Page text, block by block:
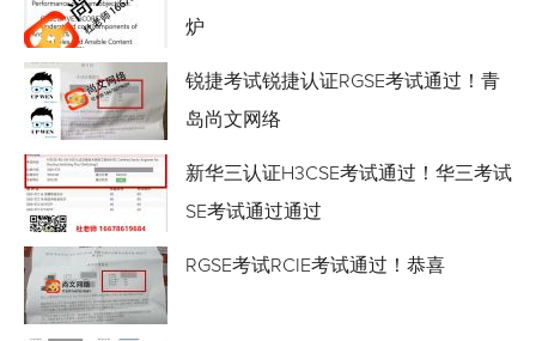
炉
锐捷考试锐捷认证RGSE考试通过！青
岛尚文网络
新华三认证H3CSE考试通过！华三考试
SE考试通过通过
RGSE考试RCIE考试通过！恭喜